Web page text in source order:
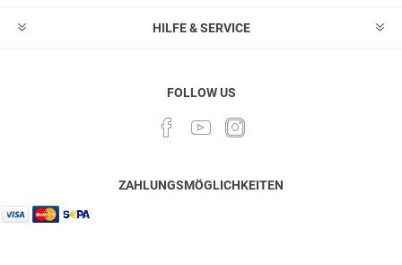
HILFE & SERVICE
FOLLOW US
ZAHLUNGSMÖGLICHKEITEN